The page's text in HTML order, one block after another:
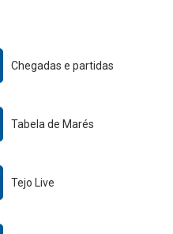
Chegadas e partidas
Tabela de Marés
Tejo Live